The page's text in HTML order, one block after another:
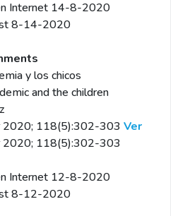
Internet 14-8-2020
8-14-2020
y los chicos
and the children
2020; 118(5):302-303 Ver
2020; 118(5):302-303
Internet 12-8-2020
8-12-2020